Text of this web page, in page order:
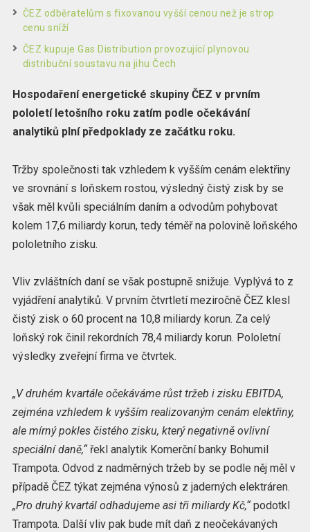
ČEZ odběratelům s fixovanou vyšší cenou než je strop
cenu sníží
ČEZ kupuje Gas Distribution provozující plynovou
distribuční soustavu na jihu Čech
Hospodaření energetické skupiny ČEZ v prvním
pololetí letošního roku zatím podle očekávání
analytiků plní předpoklady ze začátku roku.
Tržby společnosti tak vzhledem k vyšším cenám elektřiny
ve srovnání s loňskem rostou, výsledný čistý zisk by se
však měl kvůli speciálním daním a odvodům pohybovat
kolem 17,6 miliardy korun, tedy téměř na polovině loňského
pololetního zisku.
Vliv zvláštních daní se však postupně snižuje. Vyplývá to z
vyjádření analytiků. V prvním čtvrtletí meziročně ČEZ klesl
čistý zisk o 60 procent na 10,8 miliardy korun. Za celý
loňský rok činil rekordních 78,4 miliardy korun. Pololetní
výsledky zveřejní firma ve čtvrtek.
„V druhém kvartále očekáváme růst tržeb i zisku EBITDA,
zejména vzhledem k vyšším realizovaným cenám elektřiny,
ale mírný pokles čistého zisku, který negativně ovlivní
speciální daně,“řekl analytik Komerční banky Bohumil
Trampota. Odvod z nadměrných tržeb by se podle něj měl v
případě ČEZ týkat zejména výnosů z jaderných elektráren.
„Pro druhý kvartál odhadujeme asi tři miliardy Kč,“podotkl
Trampota. Další vliv pak bude mít daň z neočekávaných